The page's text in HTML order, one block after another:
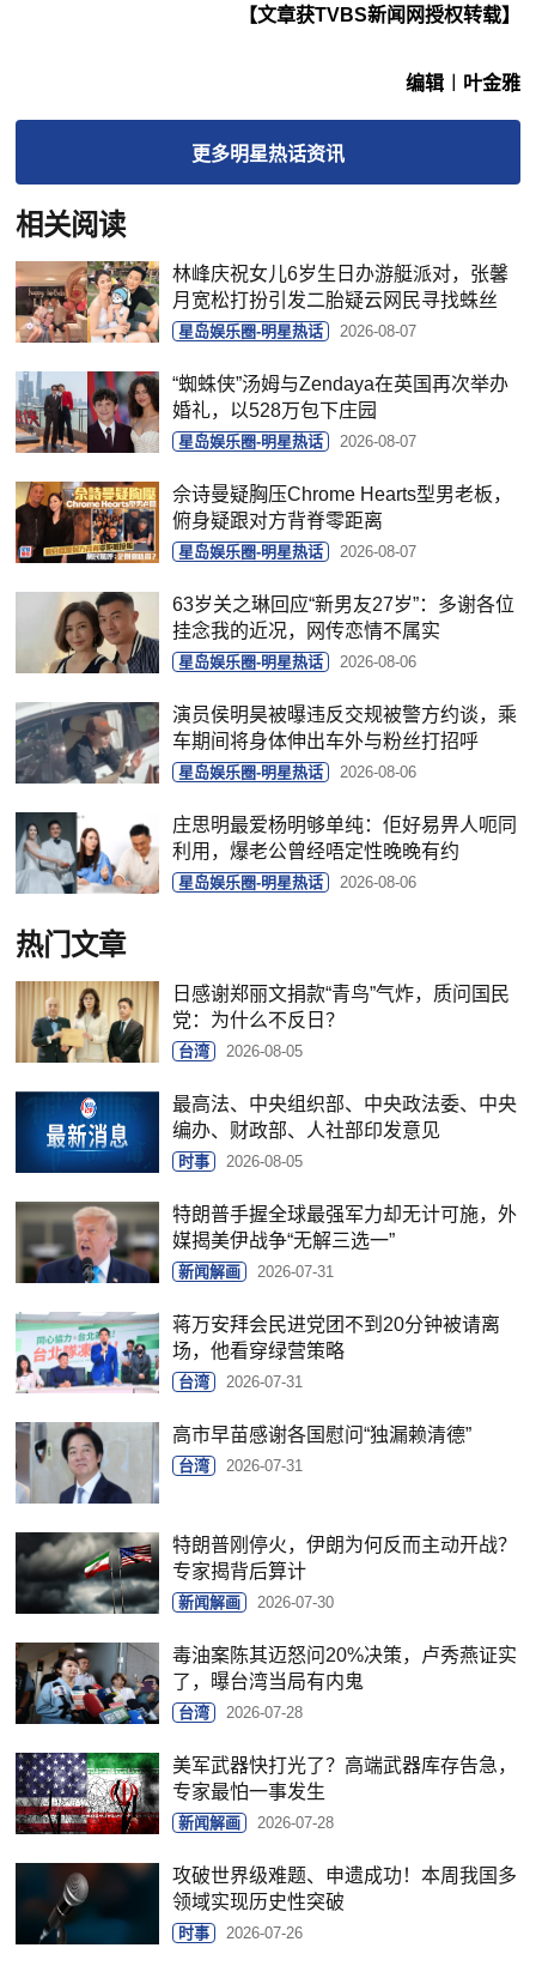
【文章获TVBS新闻网授权转载】
编辑︱叶金雅
更多明星热话资讯
相关阅读
林峰庆祝女儿6岁生日办游艇派对，张馨
月宽松打扮引发二胎疑云网民寻找蛛丝
星岛娱乐圈-明星热话 2026-08-07
“蜘蛛侠”汤姆与Zendaya在英国再次举办
婚礼，以528万包下庄园
星岛娱乐圈-明星热话 2026-08-07
佘诗曼疑胸压Chrome Hearts型男老板，
俯身疑跟对方背脊零距离
星岛娱乐圈-明星热话 2026-08-07
63岁关之琳回应“新男友27岁”：多谢各位
挂念我的近况，网传恋情不属实
星岛娱乐圈-明星热话 2026-08-06
演员侯明昊被曝违反交规被警方约谈，乘
车期间将身体伸出车外与粉丝打招呼
星岛娱乐圈-明星热话 2026-08-06
庄思明最爱杨明够单纯：佢好易畀人呃同
利用，爆老公曾经唔定性晚晚有约
星岛娱乐圈-明星热话 2026-08-06
热门文章
日感谢郑丽文捐款“青鸟”气炸，质问国民
党：为什么不反日？
台湾 2026-08-05
最高法、中央组织部、中央政法委、中央
编办、财政部、人社部印发意见
时事 2026-08-05
特朗普手握全球最强军力却无计可施，外
媒揭美伊战争“无解三选一”
新闻解画 2026-07-31
蒋万安拜会民进党团不到20分钟被请离
场，他看穿绿营策略
台湾 2026-07-31
高市早苗感谢各国慰问“独漏赖清德”
台湾 2026-07-31
特朗普刚停火，伊朗为何反而主动开战？
专家揭背后算计
新闻解画 2026-07-30
毒油案陈其迈怒问20%决策，卢秀燕证实
了，曝台湾当局有内鬼
台湾 2026-07-28
美军武器快打光了？高端武器库存告急，
专家最怕一事发生
新闻解画 2026-07-28
攻破世界级难题、申遗成功！本周我国多
领域实现历史性突破
时事 2026-07-26